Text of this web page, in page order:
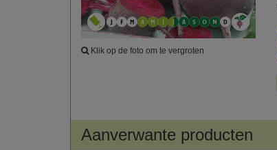
Klik op de foto om te vergroten
Aanverwante producten